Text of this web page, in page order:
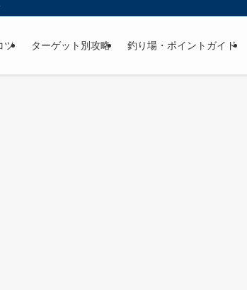
ツ ターゲット別攻略 釣り場・ポイントガイド